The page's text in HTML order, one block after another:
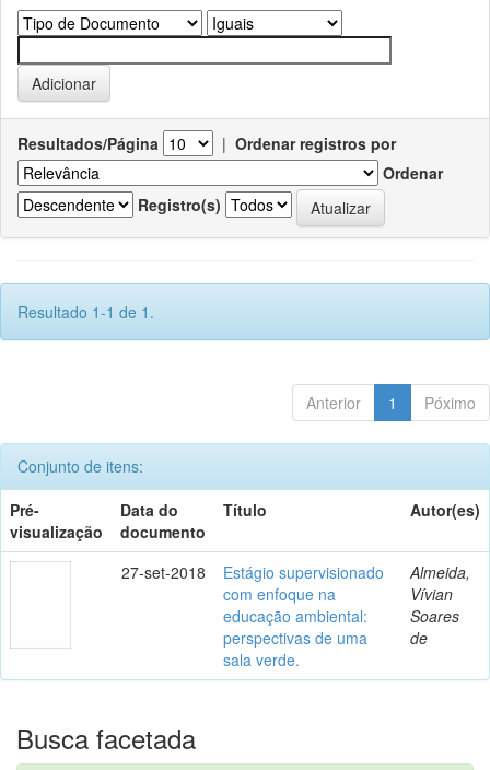
Resultados/Página | Ordenar registros por
Ordenar
Registro(s)
Resultado 1-1 de 1.
Anterior 1 Póximo
Conjunto de itens:
Pré-
visualização
Data do
documento
Título Autor(es)
27-set-2018
Estágio supervisionado
com enfoque na
educação ambiental:
perspectivas de uma
sala verde.
Almeida,
Vívian
Soares
de
Busca facetada